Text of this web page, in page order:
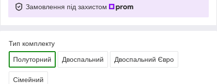
Замовлення під захистом
Тип комплекту
Полуторний Двоспальний Двоспальний Євро
Сімейний